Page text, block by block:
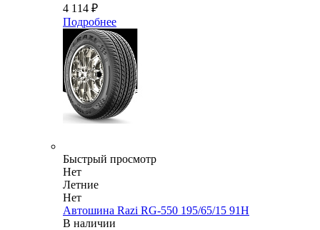
4 114 ₽
Подробнее
Быстрый просмотр
Нет
Летние
Нет
Автошина Razi RG-550 195/65/15 91H
В наличии